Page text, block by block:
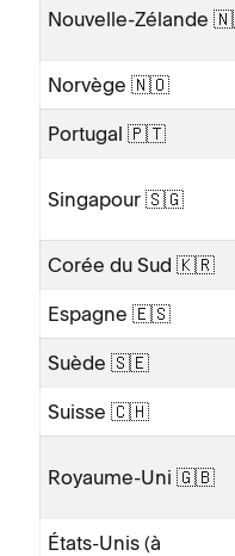
Nouvelle-Zélande
Norvège 🇳🇴
Portugal 🇵🇹
Singapour 🇸🇬
Corée du Sud 🇰🇷
Espagne 🇪🇸
Suède 🇸🇪
Suisse 🇨🇭
Royaume-Uni 🇬🇧
États-Unis (à